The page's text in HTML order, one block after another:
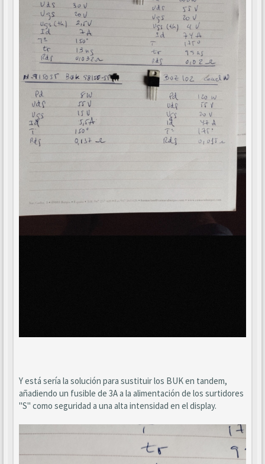
Y está sería la solución para sustituir los BUK en tandem,
añadiendo un fusible de 3A a la alimentación de los surtidores
"S" como seguridad a una alta intensidad en el display.